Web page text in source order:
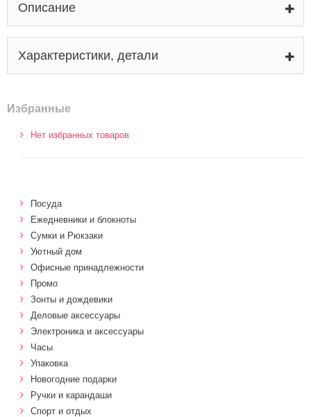
Описание
Характеристики, детали
Избранные
Нет избранных товаров
Посуда
Ежедневники и блокноты
Сумки и Рюкзаки
Уютный дом
Офисные принадлежности
Промо
Зонты и дождевики
Деловые аксессуары
Электроника и аксессуары
Часы
Упаковка
Новогодние подарки
Ручки и карандаши
Спорт и отдых